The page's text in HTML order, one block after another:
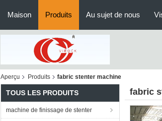
Maison Produits Au sujet de nous
Aperçu Produits fabric stenter machine
TOUS LES PRODUITS
machine de finissage de stenter
fabric